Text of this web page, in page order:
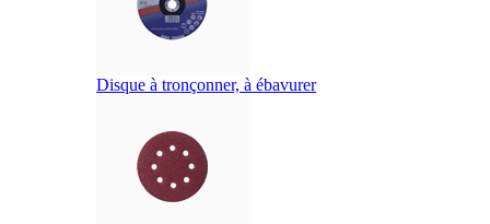
Disque à tronçonner, à ébavurer